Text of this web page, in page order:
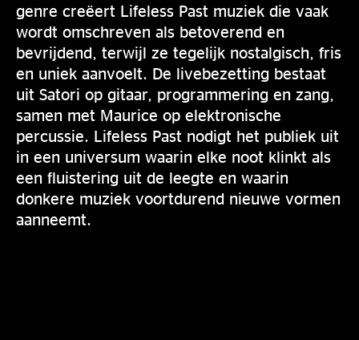
genre creëert Lifeless Past muziek die vaak
wordt omschreven als betoverend en
bevrijdend, terwijl ze tegelijk nostalgisch, fris
en uniek aanvoelt. De livebezetting bestaat
uit Satori op gitaar, programmering en zang,
samen met Maurice op elektronische
percussie. Lifeless Past nodigt het publiek uit
in een universum waarin elke noot klinkt als
een fluistering uit de leegte en waarin
donkere muziek voortdurend nieuwe vormen
aanneemt.